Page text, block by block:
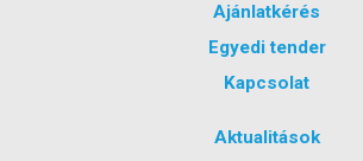
Ajánlatkérés
Egyedi tender
Kapcsolat
Aktualitások